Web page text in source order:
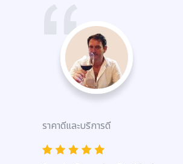
ราคาดีและบริการดี